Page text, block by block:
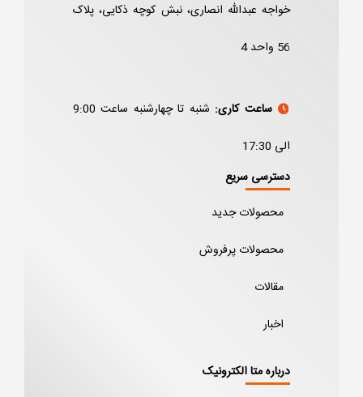
خواجه عبدالله انصاری، نبش کوچه ذکایی، پلاک
56 واحد 4
ساعت کاری:
شنبه تا چهارشنبه ساعت 9:00
الی 17:30
دسترسی سریع
محصولات جدید
محصولات پرفروش
مقالات
اخبار
درباره متا الکترونیک